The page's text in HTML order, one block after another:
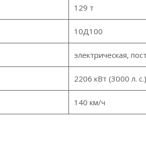
129 т
10Д100
электрическая,
2206 кВт (3000 л. с.)
140 км/ч